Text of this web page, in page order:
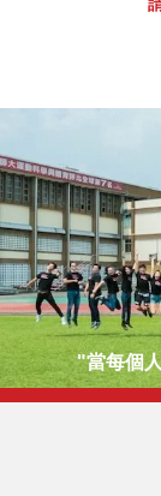
"當每個